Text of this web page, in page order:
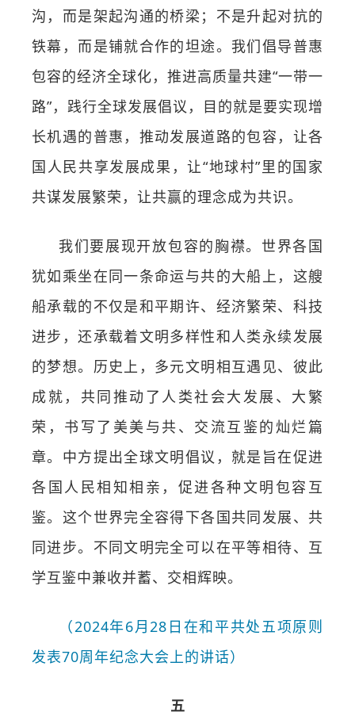
沟，而是架起沟通的桥梁；不是升起对抗的
铁幕，而是铺就合作的坦途。我们倡导普惠
包容的经济全球化，推进高质量共建“一带一
路”，践行全球发展倡议，目的就是要实现增
长机遇的普惠，推动发展道路的包容，让各
国人民共享发展成果，让“地球村”里的国家
共谋发展繁荣，让共赢的理念成为共识。
我们要展现开放包容的胸襟。世界各国
犹如乘坐在同一条命运与共的大船上，这艘
船承载的不仅是和平期许、经济繁荣、科技
进步，还承载着文明多样性和人类永续发展
的梦想。历史上，多元文明相互遇见、彼此
成就，共同推动了人类社会大发展、大繁
荣，书写了美美与共、交流互鉴的灿烂篇
章。中方提出全球文明倡议，就是旨在促进
各国人民相知相亲，促进各种文明包容互
鉴。这个世界完全容得下各国共同发展、共
同进步。不同文明完全可以在平等相待、互
学互鉴中兼收并蓄、交相辉映。
（2024年6月28日在和平共处五项原则
发表70周年纪念大会上的讲话）
五